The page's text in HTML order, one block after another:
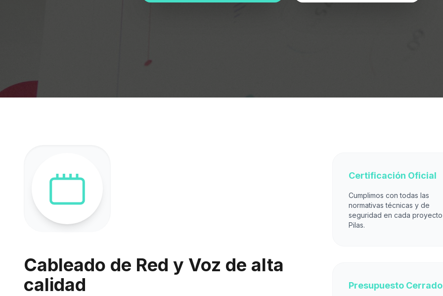
Cableado de Red y Voz de alta
calidad
Certificación Oficial
Cumplimos con todas las
normativas técnicas y de
seguridad en cada
Pilas.
Presupuesto Cerrado